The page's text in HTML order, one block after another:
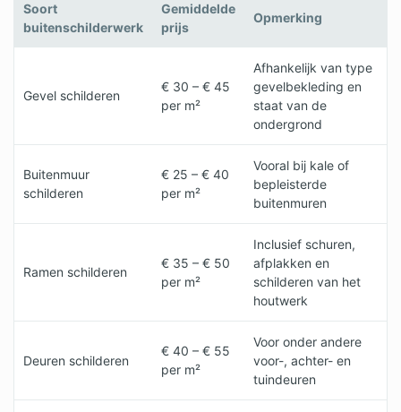
Soort
buitenschilderwerk
Gemiddelde
prijs
Opmerking
Gevel schilderen
€ 30 – € 45
per m²
Afhankelijk van type
gevelbekleding en
staat van de
ondergrond
Buitenmuur
schilderen
€ 25 – € 40
per m²
Vooral bij kale of
bepleisterde
buitenmuren
Ramen schilderen
€ 35 – € 50
per m²
Inclusief schuren,
afplakken en
schilderen van het
houtwerk
Deuren schilderen
€ 40 – € 55
per m²
Voor onder andere
voor-, achter- en
tuindeuren